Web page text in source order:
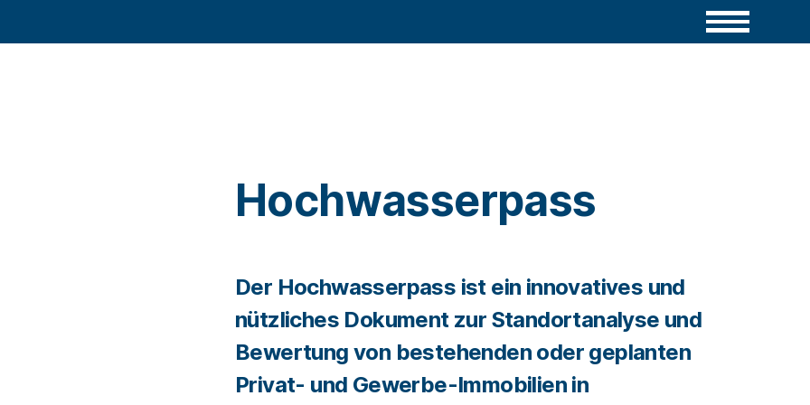
Hochwasserpass
Der Hochwasserpass ist ein innovatives und
nützliches Dokument zur Standortanalyse und
Bewertung von bestehenden oder geplanten
Privat- und Gewerbe-Immobilien in